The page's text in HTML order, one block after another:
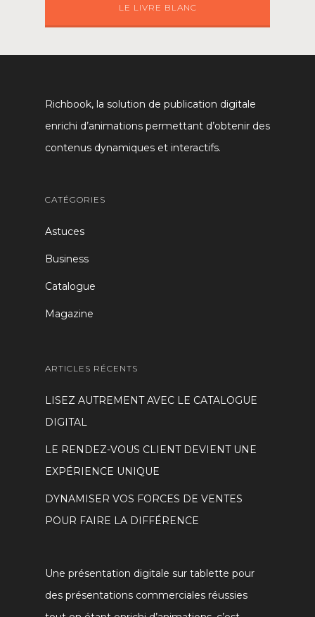
LE LIVRE BLANC
Richbook, la solution de publication digitale
enrichi d’animations permettant d’obtenir des
contenus dynamiques et interactifs.
CATÉGORIES
Astuces
Business
Catalogue
Magazine
ARTICLES RÉCENTS
LISEZ AUTREMENT AVEC LE CATALOGUE
DIGITAL
LE RENDEZ-VOUS CLIENT DEVIENT UNE
EXPÉRIENCE UNIQUE
DYNAMISER VOS FORCES DE VENTES
POUR FAIRE LA DIFFÉRENCE
Une présentation digitale sur tablette pour
des présentations commerciales réussies